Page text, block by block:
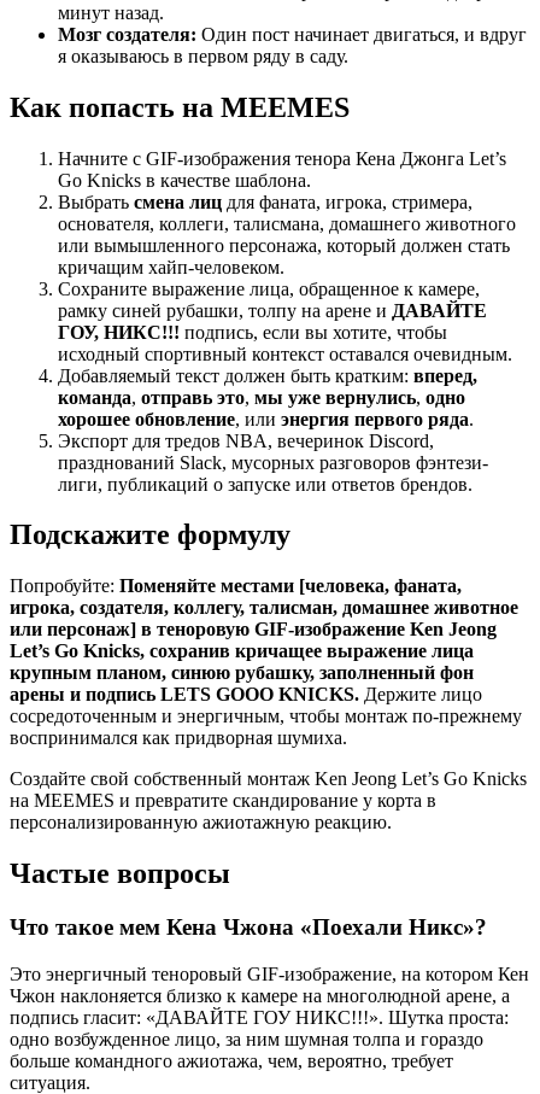
минут назад.
Мозг создателя: Один пост начинает двигаться, и вдруг
я оказываюсь в первом ряду в саду.
Как попасть на MEEMES
Начните с GIF-изображения тенора Кена Джонга Let’s
Go Knicks в качестве шаблона.
Выбрать смена лиц для фаната, игрока, стримера,
основателя, коллеги, талисмана, домашнего животного
или вымышленного персонажа, который должен стать
кричащим хайп-человеком.
Сохраните выражение лица, обращенное к камере,
рамку синей рубашки, толпу на арене и ДАВАЙТЕ
ГОУ, НИКС!!! подпись, если вы хотите, чтобы
исходный спортивный контекст оставался очевидным.
Добавляемый текст должен быть кратким: вперед,
команда, отправь это, мы уже вернулись, одно
хорошее обновление, или энергия первого ряда.
Экспорт для тредов NBA, вечеринок Discord,
празднований Slack, мусорных разговоров фэнтези-
лиги, публикаций о запуске или ответов брендов.
Подскажите формулу
Попробуйте: Поменяйте местами [человека, фаната,
игрока, создателя, коллегу, талисман, домашнее животное
или персонаж] в теноровую GIF-изображение Ken Jeong
Let’s Go Knicks, сохранив кричащее выражение лица
крупным планом, синюю рубашку, заполненный фон
арены и подпись LETS GOOO KNICKS. Держите лицо
сосредоточенным и энергичным, чтобы монтаж по-прежнему
воспринимался как придворная шумиха.
Создайте свой собственный монтаж Ken Jeong Let’s Go Knicks
на MEEMES и превратите скандирование у корта в
персонализированную ажиотажную реакцию.
Частые вопросы
Что такое мем Кена Чжона «Поехали Никс»?
Это энергичный теноровый GIF-изображение, на котором Кен
Чжон наклоняется близко к камере на многолюдной арене, а
подпись гласит: «ДАВАЙТЕ ГОУ НИКС!!!». Шутка проста:
одно возбужденное лицо, за ним шумная толпа и гораздо
больше командного ажиотажа, чем, вероятно, требует
ситуация.